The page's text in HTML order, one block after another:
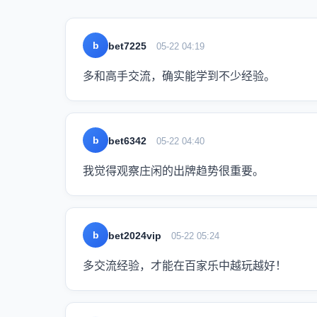
b bet7225 05-22 04:19
多和高手交流，确实能学到不少经验。
b bet6342 05-22 04:40
我觉得观察庄闲的出牌趋势很重要。
b bet2024vip 05-22 05:24
多交流经验，才能在百家乐中越玩越好！